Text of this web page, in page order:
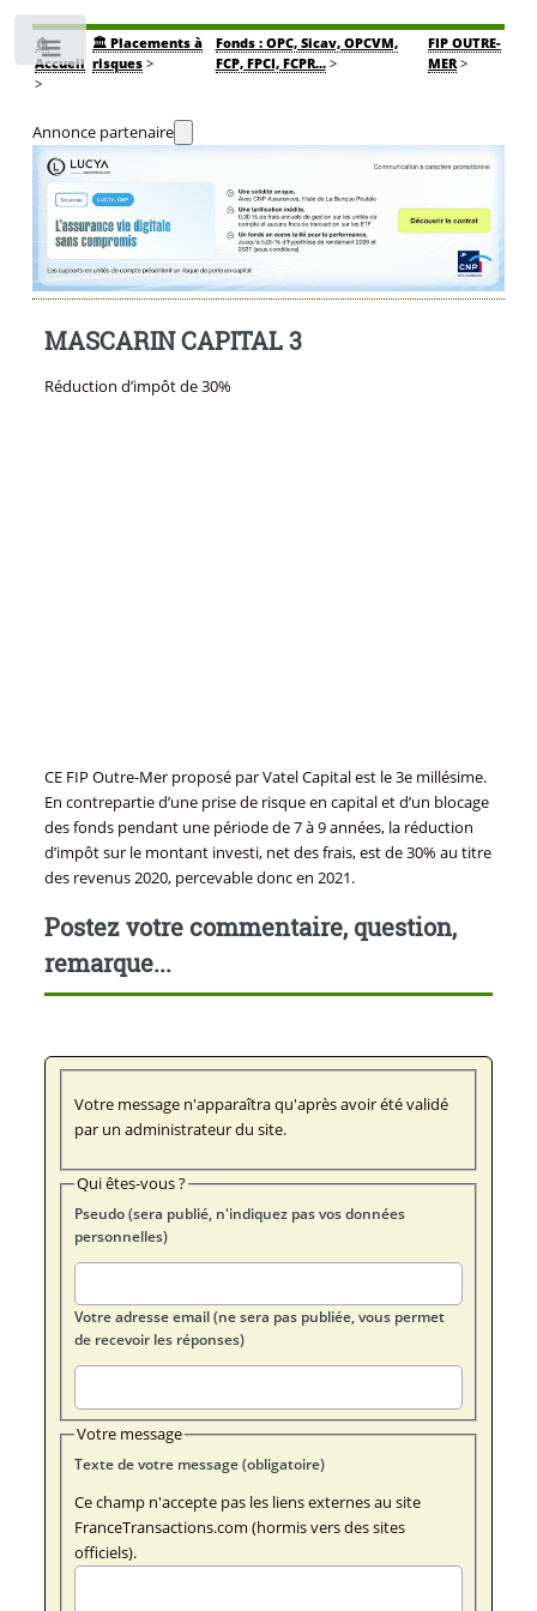
🏠
Accueil
>
🏛️ Placements à
risques >
Fonds : OPC, Sicav, OPCVM,
FCP, FPCI, FCPR...>
FIP OUTRE-
MER>
Annonce partenaire
MASCARIN CAPITAL 3
Réduction d’impôt de 30%
CE FIP Outre-Mer proposé par Vatel Capital est le 3e millésime.
En contrepartie d’une prise de risque en capital et d’un blocage
des fonds pendant une période de 7 à 9 années, la réduction
d’impôt sur le montant investi, net des frais, est de 30% au titre
des revenus 2020, percevable donc en 2021.
Postez votre commentaire, question,
remarque...
Votre message n'apparaîtra qu'après avoir été validé
par un administrateur du site.
Qui êtes-vous ?
Pseudo (sera publié, n'indiquez pas vos données
personnelles)
Votre adresse email (ne sera pas publiée, vous permet
de recevoir les réponses)
Votre message
Texte de votre message (obligatoire)
Ce champ n'accepte pas les liens externes au site
FranceTransactions.com (hormis vers des sites
officiels).
Toggle